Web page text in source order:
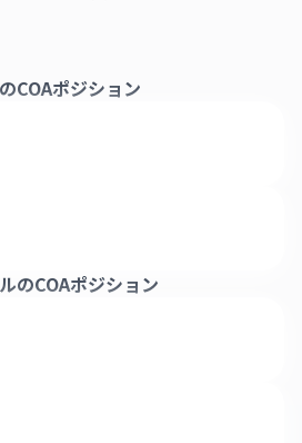
のCOAポジション
のCOAポジション